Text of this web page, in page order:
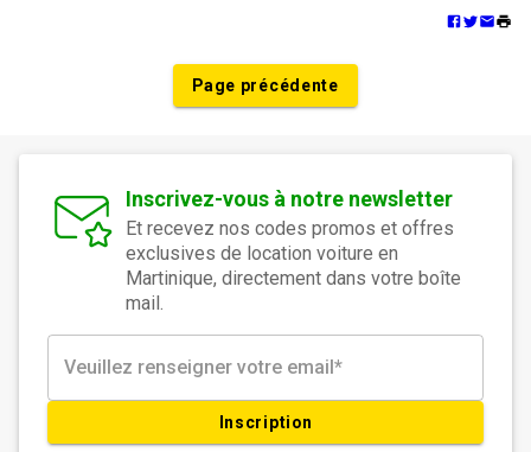
Page précédente
Inscrivez-vous à notre newsletter
Et recevez nos codes promos et offres
exclusives de location voiture en
Martinique, directement dans votre boîte
mail.
Inscription